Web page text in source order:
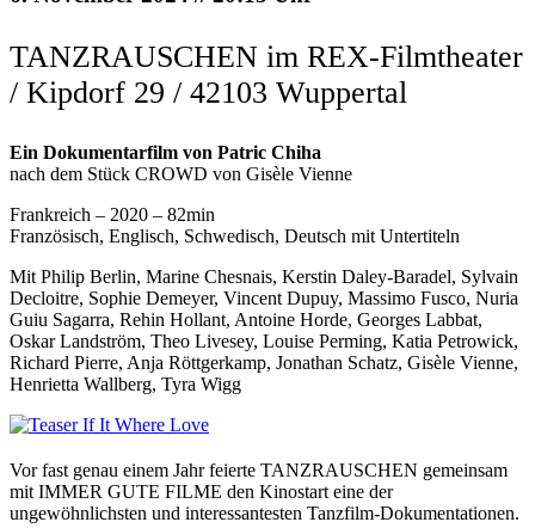
TANZRAUSCHEN im REX-Filmtheater
/ Kipdorf 29 / 42103 Wuppertal
Ein Dokumentarfilm von Patric Chiha
nach dem Stück CROWD von Gisèle Vienne
Frankreich – 2020 – 82min
Französisch, Englisch, Schwedisch, Deutsch mit Untertiteln
Mit Philip Berlin, Marine Chesnais, Kerstin Daley-Baradel, Sylvain
Decloitre, Sophie Demeyer, Vincent Dupuy, Massimo Fusco, Nuria
Guiu Sagarra, Rehin Hollant, Antoine Horde, Georges Labbat,
Oskar Landström, Theo Livesey, Louise Perming, Katia Petrowick,
Richard Pierre, Anja Röttgerkamp, Jonathan Schatz, Gisèle Vienne,
Henrietta Wallberg, Tyra Wigg
Vor fast genau einem Jahr feierte TANZRAUSCHEN gemeinsam
mit IMMER GUTE FILME den Kinostart eine der
ungewöhnlichsten und interessantesten Tanzfilm-Dokumentationen.